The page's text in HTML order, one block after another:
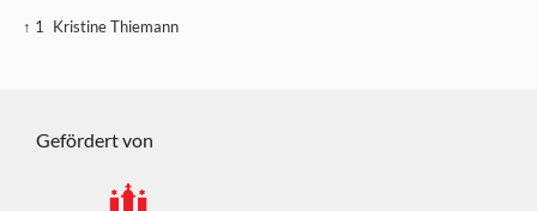
↑ 1 Kristine Thiemann
Gefördert von